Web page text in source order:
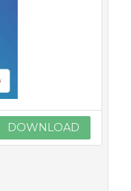
DOWNLOAD